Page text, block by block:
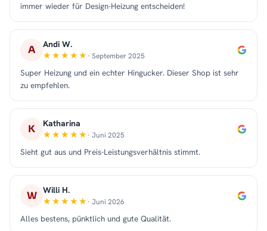
immer wieder für Design-Heizung entscheiden!
A Andi W.
· September 2025
Super Heizung und ein echter Hingucker. Dieser Shop ist sehr
zu empfehlen.
K Katharina
· Juni 2025
Sieht gut aus und Preis-Leistungsverhältnis stimmt.
W Willi H.
· Juni 2026
Alles bestens, pünktlich und gute Qualität.